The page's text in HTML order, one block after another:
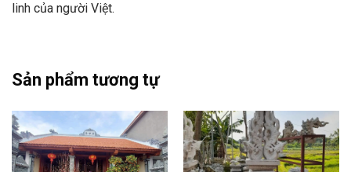
linh của người Việt.
Sản phẩm tương tự